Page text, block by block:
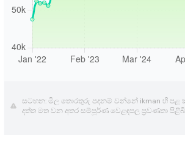
සටහන: මිල තොරතුරු පදනම් වන්නේ ikman හි පළ
දත්ත මත වන අතර සම්පූර්ණ වෙළඳපල ප්‍රවණතා